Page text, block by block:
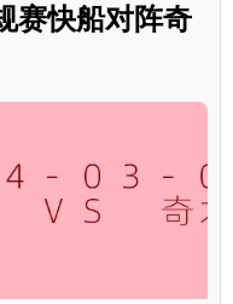
赛快船对阵奇